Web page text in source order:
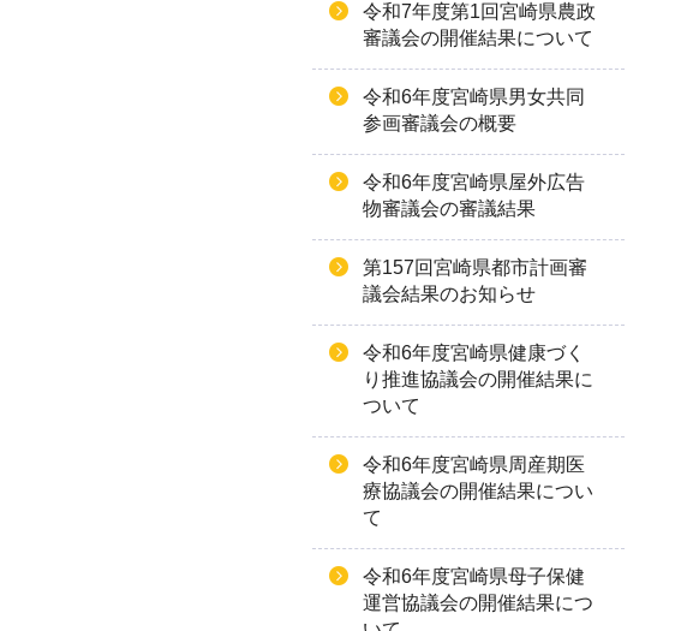
令和7年度第1回宮崎県農政
審議会の開催結果について
令和6年度宮崎県男女共同
参画審議会の概要
令和6年度宮崎県屋外広告
物審議会の審議結果
第157回宮崎県都市計画審
議会結果のお知らせ
令和6年度宮崎県健康づく
り推進協議会の開催結果に
ついて
令和6年度宮崎県周産期医
療協議会の開催結果につい
て
令和6年度宮崎県母子保健
運営協議会の開催結果につ